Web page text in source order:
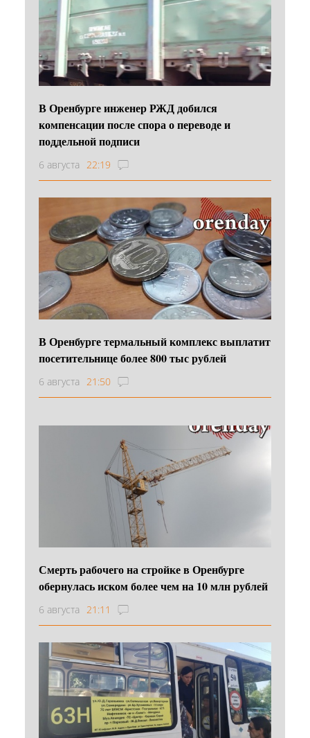
В Оренбурге инженер РЖД добился
компенсации после спора о переводе и
поддельной подписи
6 августа 22:19
В Оренбурге термальный комплекс выплатит
посетительнице более 800 тыс рублей
6 августа 21:50
Смерть рабочего на стройке в Оренбурге
обернулась иском более чем на 10 млн рублей
6 августа 21:11